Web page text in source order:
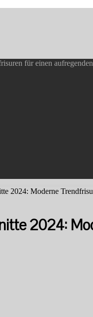
für einen
2024: Moderne
2024: